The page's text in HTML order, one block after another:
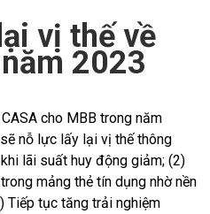
vị thế về
2023
cho MBB trong năm
nỗ lực lấy lại vị thế thông
lãi suất huy động giảm; (2)
mảng thẻ tín dụng nhờ nền
Tiếp tục tăng trải nghiệm